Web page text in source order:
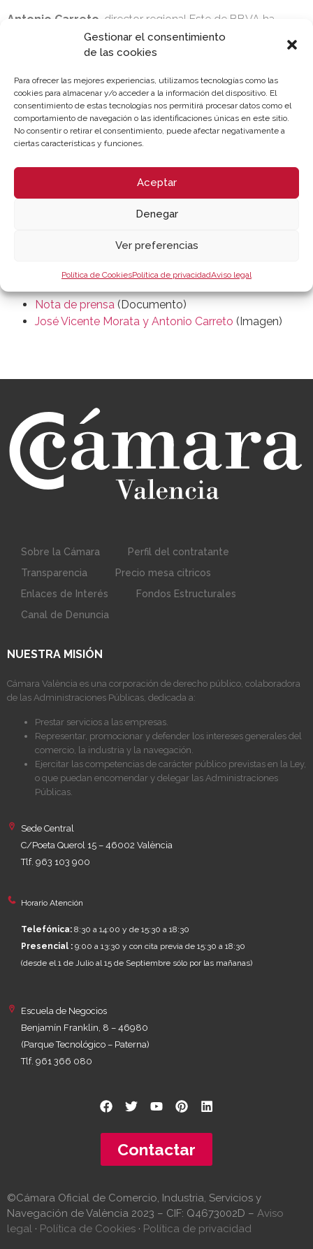
Gestionar el consentimiento
de las cookies
Para ofrecer las mejores experiencias, utilizamos tecnologías como las
cookies para almacenar y/o acceder a la información del dispositivo. El
consentimiento de estas tecnologías nos permitirá procesar datos como el
comportamiento de navegación o las identificaciones únicas en este sitio.
No consentir o retirar el consentimiento, puede afectar negativamente a
ciertas características y funciones.
Aceptar
Denegar
Ver preferencias
Política de CookiesPolítica de privacidadAviso legal
Antonio Carreto , director regional Este de BBVA ha
mostrado su satisfacción por colaborar “con nuestros
clientes institucionales y aportar soluciones para facilitar la
contribuimos al desarrollo de la economía local, a través
del apoyo directo a los comercios del municipio que se
adhieran a esta campaña, y a la vez colaboramos con la
sociedad con un método de pago sencillo y que les
José Vicente Morata, se trata de una iniciativa de
apoyo al pequeño comercio que “ayudará a promocionar
el comercio local, dinamizar el tejido comercial e incentivar
Recursos vinculados
Nota de prensa (Documento)
José Vicente Morata y Antonio Carreto (Imagen)
Sobre la Cámara
Perfil del contratante
Transparencia
Precio mesa citricos
Enlaces de Interés
Fondos Estructurales
Canal de Denuncia
NUESTRA MISIÓN
Cámara València es una corporación de derecho público, colaboradora
de las Administraciones Públicas, dedicada a:
Prestar servicios a las empresas.
Representar, promocionar y defender los intereses generales del
comercio, la industria y la navegación.
Ejercitar las competencias de carácter público previstas en la Ley,
o que puedan encomendar y delegar las Administraciones
Públicas.
Sede Central
C/Poeta Querol 15 – 46002 València
Tlf. 963 103 900
Horario Atención
Telefónica: 8:30 a 14:00 y de 15:30 a 18:30
Presencial : 9:00 a 13:30 y con cita previa de 15:30 a 18:30
(desde el 1 de Julio al 15 de Septiembre sólo por las mañanas)
Escuela de Negocios
Benjamín Franklin, 8 – 46980
(Parque Tecnológico – Paterna)
Tlf. 961 366 080
Contactar
©Cámara Oficial de Comercio, Industria, Servicios y
Navegación de València 2023 – CIF: Q4673002D – Aviso
legal · Política de Cookies · Política de privacidad